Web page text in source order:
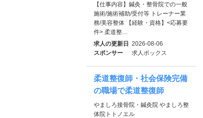
【仕事内容】鍼灸・整骨院での一般
施術/施術補助/受付等 トレーナー業
務/美容整体 【経験・資格】<応募要
件> 柔道整…
求人の更新日 2026-08-06
スポンサー
求人ボックス
柔道整復師・社会保険完備
の職場で柔道整復師
やましろ接骨院・鍼灸院 やましろ整
体院トトノエル